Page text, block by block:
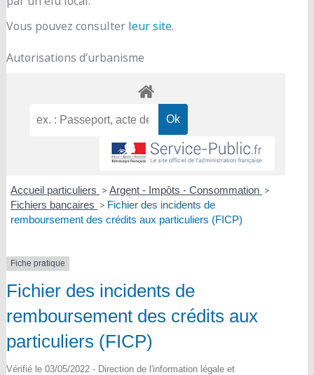
Vous pouvez consulter leur site.
Autorisations d’urbanisme
Accueil particuliers > Argent - Impôts - Consommation >
Fichiers bancaires > Fichier des incidents de
remboursement des crédits aux particuliers (FICP)
Fiche pratique
Fichier des incidents de
remboursement des crédits aux
particuliers (FICP)
Vérifié le 03/05/2022 - Direction de l'information légale et